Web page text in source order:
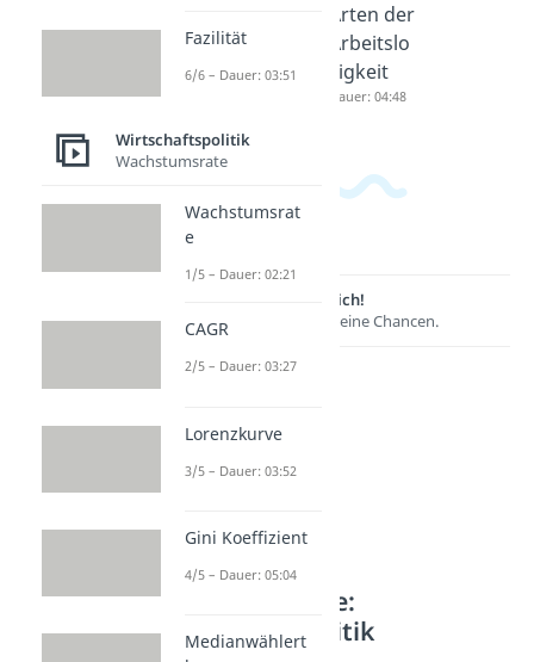
Ungleich
heit
Dauer: 04:56
Mobilität
Dauer: 03:32
Arten der
Arbeitslo
sigkeit
Dauer: 04:48
Lernen lohnt sich!
Entdecke hier deine Chancen.
Weitere Inhalte:
Wirtschaftspolitik
Fazilität
6/6 – Dauer: 03:51
Wirtschaftspolitik
Wachstumsrate
Wachstumsrat
e
1/5 – Dauer: 02:21
CAGR
2/5 – Dauer: 03:27
Lorenzkurve
3/5 – Dauer: 03:52
Gini Koeffizient
4/5 – Dauer: 05:04
Medianwählert